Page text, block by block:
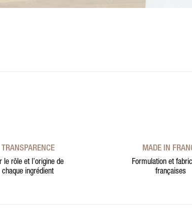
TRANSPARENCE
le rôle et l’origine de
chaque ingrédient
MADE IN
Formulation et
françaises